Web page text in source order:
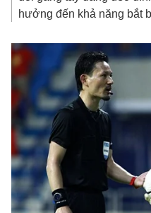
hưởng đến khả năng bắt